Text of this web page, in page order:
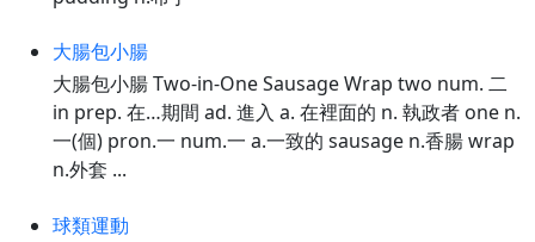
大腸包小腸
大腸包小腸 Two-in-One Sausage Wrap two num. 二
in prep. 在…期間 ad. 進入 a. 在裡面的 n. 執政者 one n.
一(個) pron.一 num.一 a.一致的 sausage n.香腸 wrap
n.外套 ...
球類運動